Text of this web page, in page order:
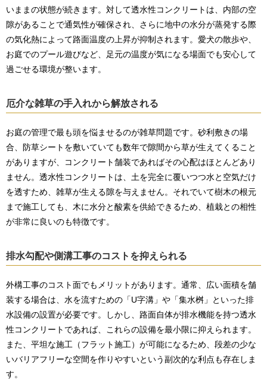
いままの状態が続きます。対して透水性コンクリートは、内部の空
隙があることで通気性が確保され、さらに地中の水分が蒸発する際
の気化熱によって路面温度の上昇が抑制されます。愛犬の散歩や、
お庭でのプール遊びなど、足元の温度が気になる場面でも安心して
過ごせる環境が整います。
厄介な雑草の手入れから解放される
お庭の管理で最も頭を悩ませるのが雑草問題です。砂利敷きの場
合、防草シートを敷いていても数年で隙間から草が生えてくること
がありますが、コンクリート舗装であればその心配はほとんどあり
ません。透水性コンクリートは、土を完全に覆いつつ水と空気だけ
を透すため、雑草が生える隙を与えません。それでいて樹木の根元
まで施工しても、木に水分と酸素を供給できるため、植栽との相性
が非常に良いのも特徴です。
排水勾配や側溝工事のコストを抑えられる
外構工事のコスト面でもメリットがあります。通常、広い面積を舗
装する場合は、水を流すための「U字溝」や「集水桝」といった排
水設備の設置が必要です。しかし、路面自体が排水機能を持つ透水
性コンクリートであれば、これらの設備を最小限に抑えられます。
また、平坦な施工（フラット施工）が可能になるため、段差の少な
いバリアフリーな空間を作りやすいという副次的な利点も存在しま
す。